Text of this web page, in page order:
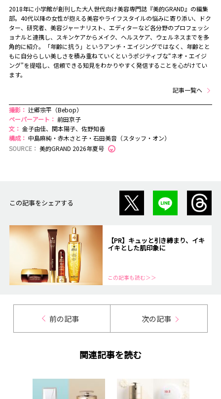
2018年に小学館が創刊した大人世代向け美容専門誌『美的GRAND』の編集
部。40代以降の女性が抱える美容やライフスタイルの悩みに寄り添い、ドク
ター、研究者、美容ジャーナリスト、エディターなど各分野のプロフェッシ
ョナルと連携し、スキンケアからメイク、ヘルスケア、ウェルネスまでを多
角的に紹介。「年齢に抗う」というアンチ・エイジングではなく、年齢とと
もに自分らしい美しさを積み重ねていくというポジティブな“ネオ・エイジ
ング”を提唱し、信頼できる知見をわかりやすく発信することを心がけてい
ます。
記事一覧へ
撮影： 辻郷宗平（Bebop）
ペーパーアート： 前田京子
文： 金子由佳、関本陽子、佐野知香
構成： 中島麻純・赤木さと子・石田美音（スタッフ・オン）
SOURCE： 美的GRAND 2026年夏号
この記事をシェアする
【PR】キュッと引き締まり、イキ
イキとした肌印象に
この記事も読む＞＞
前の記事 次の記事
関連記事を読む